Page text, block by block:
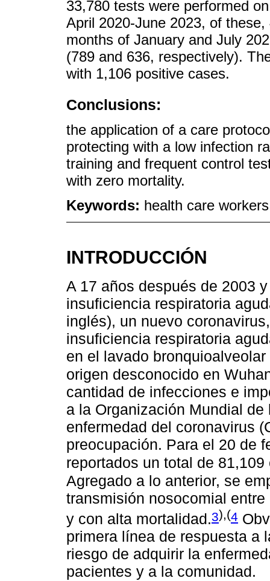
33,780 tests were performed
April 2020-June 2023, of
months of January and July
(789 and 636, respectively).
with 1,106 positive cases.
Conclusions:
the application of a care
protecting with a low infection
training and frequent control
with zero mortality.
Keywords: health care
INTRODUCCIÓN
A 17 años después de 2003
insuficiencia respiratoria
inglés), un nuevo
insuficiencia respiratoria
en el lavado
origen desconocido en
cantidad de infecciones e
a la Organización Mundial
enfermedad del coronavirus
preocupación. Para el 20 de
reportados un total de
Agregado a lo anterior, se
transmisión nosocomial
y con alta mortalidad.3),(4
primera línea de respuesta a
riesgo de adquirir la
pacientes y a la comunidad.